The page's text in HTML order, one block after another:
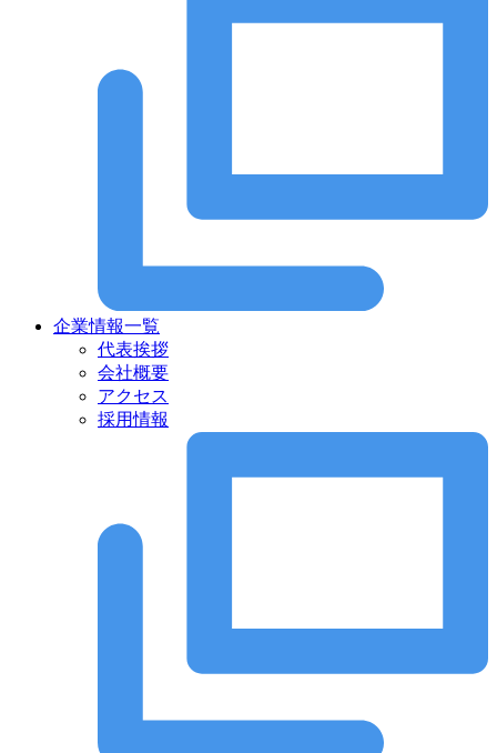
企業情報一覧
代表挨拶
会社概要
アクセス
採用情報